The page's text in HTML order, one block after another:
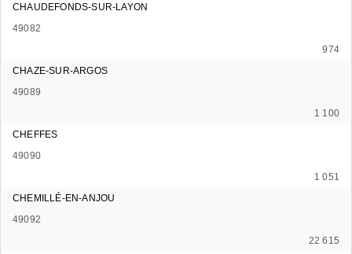
CHAUDEFONDS-SUR-LAYON
49082
974
CHAZE-SUR-ARGOS
49089
1 100
CHEFFES
49090
1 051
CHEMILLÉ-EN-ANJOU
49092
22 615